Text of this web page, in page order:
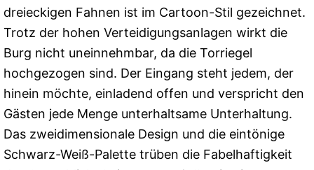
dreieckigen Fahnen ist im Cartoon-Stil gezeichnet.
Trotz der hohen Verteidigungsanlagen wirkt die
Burg nicht uneinnehmbar, da die Torriegel
hochgezogen sind. Der Eingang steht jedem, der
hinein möchte, einladend offen und verspricht den
Gästen jede Menge unterhaltsame Unterhaltung.
Das zweidimensionale Design und die eintönige
Schwarz-Weiß-Palette trüben die Fabelhaftigkeit